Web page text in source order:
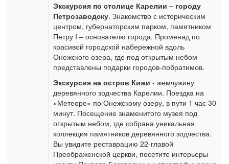
Экскурсия по столице Карелии – городу
Петрозаводску. Знакомство с историческим
центром, губернаторским парком, памятником
Петру I – основателю города. Променад по
красивой городской набережной вдоль
Онежского озера, где под открытым небом
представлены подарки городов-побратимов.
Экскурсия на остров Кижи - жемчужину
деревянного зодчества Карелии. Поездка на
«Метеоре» по Онежскому озеру, в пути 1 час 30
минут. Посещение знаменитого музея под
открытым небом, где собрана уникальная
коллекция памятников деревянного зодчества.
Вы увидите реставрацию 22-главой
Преображенской церкви, посетите интерьеры